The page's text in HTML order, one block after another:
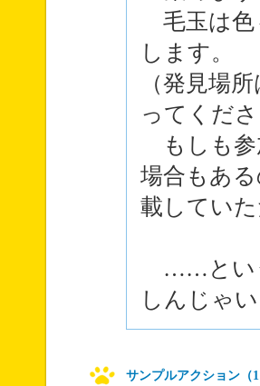
毛玉は色
します。
（発見場
ってくだ
もしも参
場合もあ
載してい
……とい
しんじゃ
サンプルアクション（